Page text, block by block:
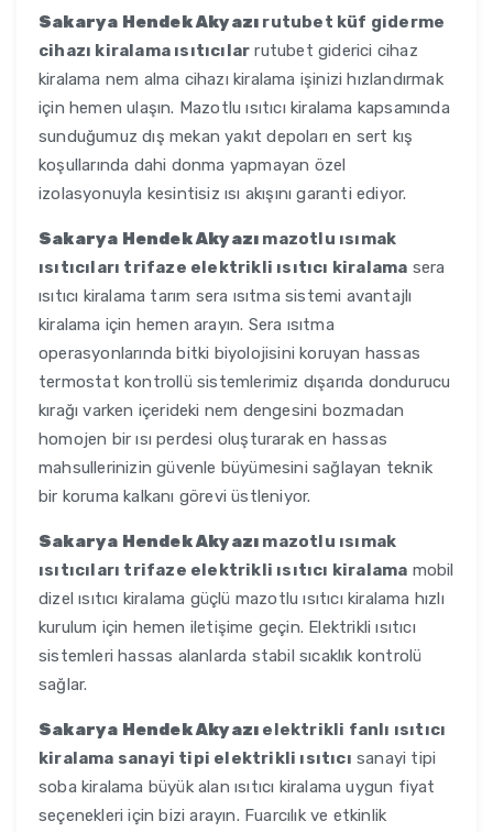
Sakarya Hendek Akyazı rutubet küf giderme
cihazı kiralama ısıtıcılar rutubet giderici cihaz
kiralama nem alma cihazı kiralama işinizi hızlandırmak
için hemen ulaşın. Mazotlu ısıtıcı kiralama kapsamında
sunduğumuz dış mekan yakıt depoları en sert kış
koşullarında dahi donma yapmayan özel
izolasyonuyla kesintisiz ısı akışını garanti ediyor.
Sakarya Hendek Akyazı mazotlu ısımak
ısıtıcıları trifaze elektrikli ısıtıcı kiralama sera
ısıtıcı kiralama tarım sera ısıtma sistemi avantajlı
kiralama için hemen arayın. Sera ısıtma
operasyonlarında bitki biyolojisini koruyan hassas
termostat kontrollü sistemlerimiz dışarıda dondurucu
kırağı varken içerideki nem dengesini bozmadan
homojen bir ısı perdesi oluşturarak en hassas
mahsullerinizin güvenle büyümesini sağlayan teknik
bir koruma kalkanı görevi üstleniyor.
Sakarya Hendek Akyazı mazotlu ısımak
ısıtıcıları trifaze elektrikli ısıtıcı kiralama mobil
dizel ısıtıcı kiralama güçlü mazotlu ısıtıcı kiralama hızlı
kurulum için hemen iletişime geçin. Elektrikli ısıtıcı
sistemleri hassas alanlarda stabil sıcaklık kontrolü
sağlar.
Sakarya Hendek Akyazı elektrikli fanlı ısıtıcı
kiralama sanayi tipi elektrikli ısıtıcı sanayi tipi
soba kiralama büyük alan ısıtıcı kiralama uygun fiyat
seçenekleri için bizi arayın. Fuarcılık ve etkinlik